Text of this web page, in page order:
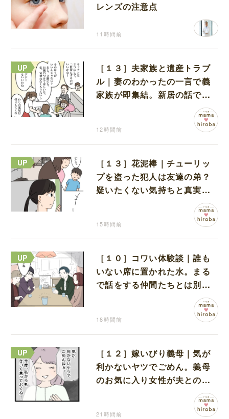
レンズの注意点
11時間前
［１３］夫家族と遺産トラブ
ル｜妻のわかったの一言で義
家族が即集結。新居の話で盛
り上がる義家族を置いて実家
12時間前
［１３］花泥棒｜チューリッ
プを盗った犯人は友達の弟？
疑いたくない気持ちと真実の
15時間前
［１０］コワい体験談｜誰も
いない席に置かれた水。まる
で話をする仲間たちとは別に
18時間前
［１２］嫁いびり義母｜気が
利かないヤツでごめん。義母
のお気に入り女性が夫との親
21時間前